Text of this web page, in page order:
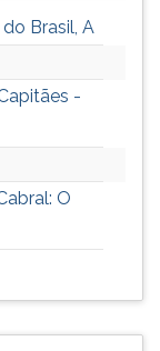
Brasil, A
-
O